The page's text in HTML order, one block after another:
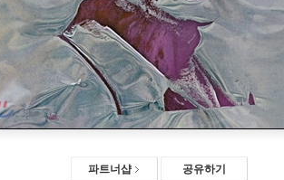
파트너샵 공유하기